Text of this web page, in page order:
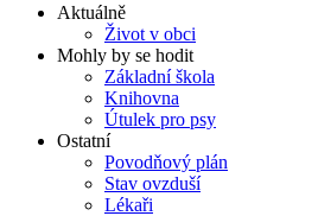
Aktuálně
Život v obci
Mohly by se hodit
Základní škola
Knihovna
Útulek pro psy
Ostatní
Povodňový plán
Stav ovzduší
Lékaři